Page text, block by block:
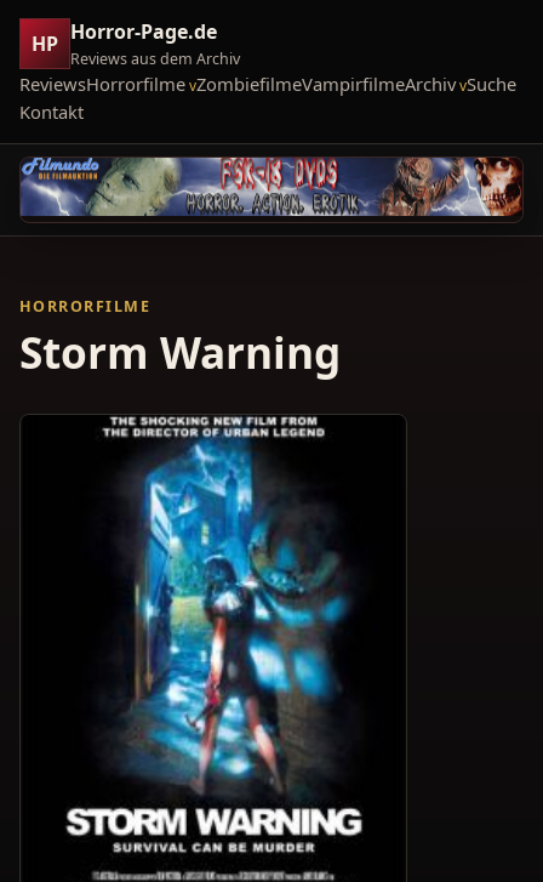
HP Horror-Page.de
Reviews aus dem Archiv
ReviewsHorrorfilme ZombiefilmeVampirfilmeArchiv Suche
Kontakt
HORRORFILME
Storm Warning